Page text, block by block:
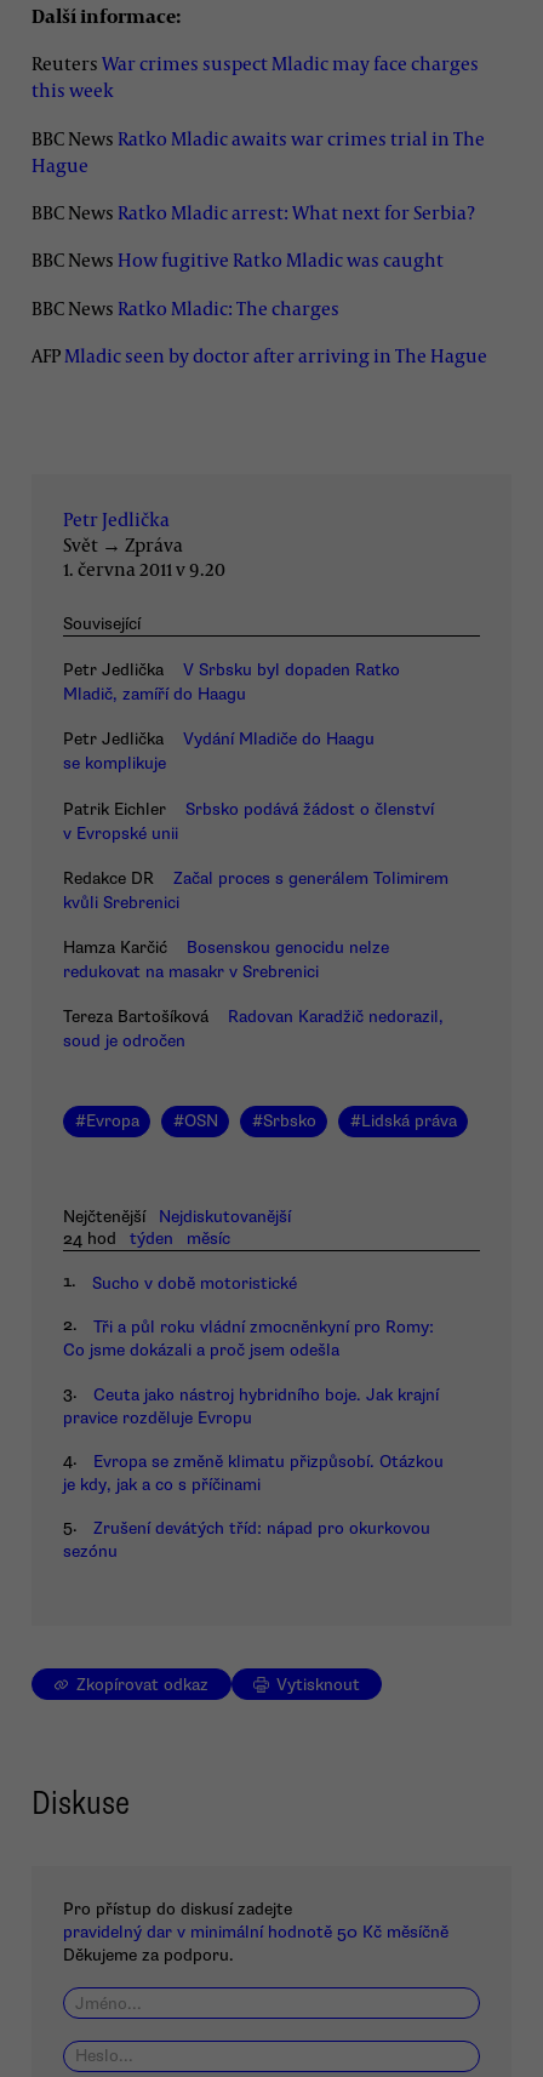
Další informace:
Reuters War crimes suspect Mladic may face charges
this week
BBC News Ratko Mladic awaits war crimes trial in The
Hague
BBC News Ratko Mladic arrest: What next for Serbia?
BBC News How fugitive Ratko Mladic was caught
BBC News Ratko Mladic: The charges
AFP Mladic seen by doctor after arriving in The Hague
Petr Jedlička
Svět → Zpráva
1. června 2011 v 9.20
Související
Petr Jedlička
V Srbsku byl dopaden Ratko
Mladič, zamíří do Haagu
Petr Jedlička
Vydání Mladiče do Haagu
se komplikuje
Patrik Eichler
Srbsko podává žádost o členství
v Evropské unii
Redakce DR
Začal proces s generálem Tolimirem
kvůli Srebrenici
Hamza Karčić
Bosenskou genocidu nelze
redukovat na masakr v Srebrenici
Tereza Bartošíková
Radovan Karadžič nedorazil,
soud je odročen
#Evropa #OSN #Srbsko #Lidská práva
Nejčtenější
Nejdiskutovanější
24 hod
týden měsíc
1. Sucho v době motoristické
2.
Tři a půl roku vládní zmocněnkyní pro Romy:
Co jsme dokázali a proč jsem odešla
3.
Ceuta jako nástroj hybridního boje. Jak krajní
pravice rozděluje Evropu
4.
Evropa se změně klimatu přizpůsobí. Otázkou
je kdy, jak a co s příčinami
5.
Zrušení devátých tříd: nápad pro okurkovou
sezónu
Zkopírovat odkaz Vytisknout
Diskuse
Pro přístup do diskusí zadejte
pravidelný dar v minimální hodnotě 50 Kč měsíčně
Děkujeme za podporu.